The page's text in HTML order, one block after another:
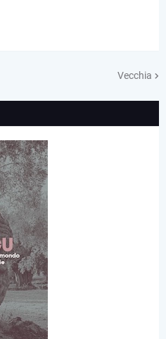
Vecchia